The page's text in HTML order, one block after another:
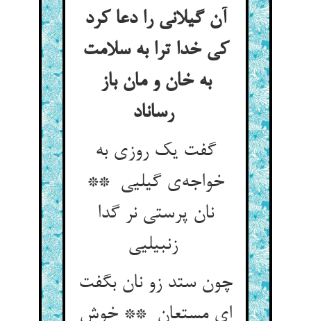
آن گیلانی را دعا کرد
کی خدا ترا به سلامت
به خان و مان باز
رساناد
گفت یک روزی به
خواجه‌ی گیلیی **
نان پرستی نر گدا
چون ستد زو نان بگفت
ای مستعان ** خوش